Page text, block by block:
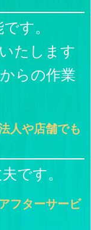
す。
たします
らの作業
人や店舗でも
です。
フターサービ